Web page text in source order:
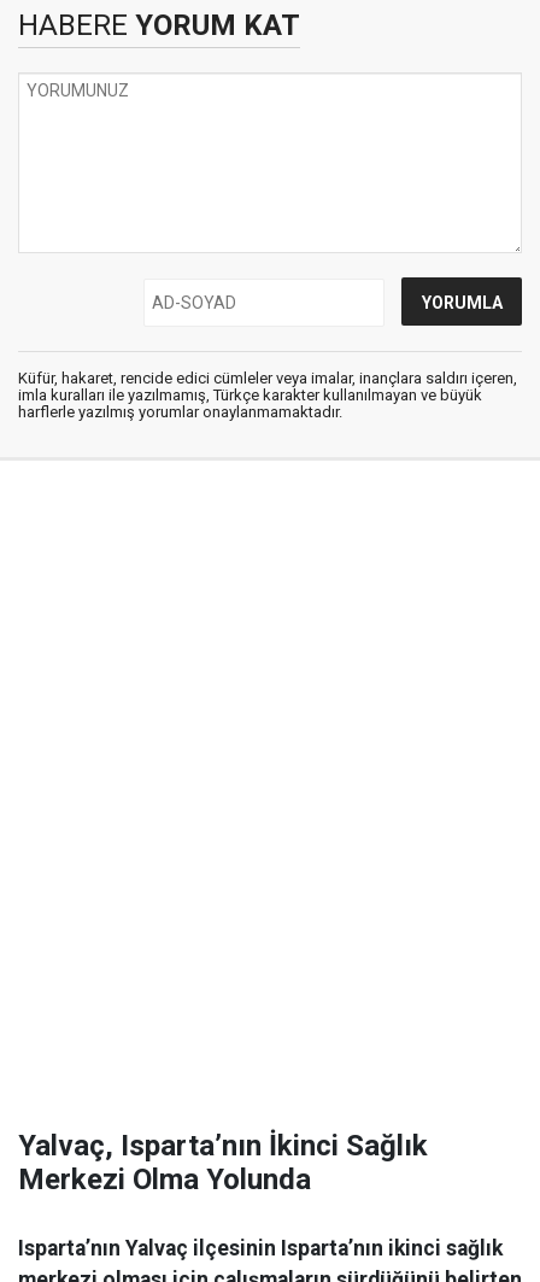
HABERE YORUM KAT
Küfür, hakaret, rencide edici cümleler veya imalar, inançlara saldırı içeren,
imla kuralları ile yazılmamış, Türkçe karakter kullanılmayan ve büyük
harflerle yazılmış yorumlar onaylanmamaktadır.
Yalvaç, Isparta’nın İkinci Sağlık
Merkezi Olma Yolunda
Isparta’nın Yalvaç ilçesinin Isparta’nın ikinci sağlık